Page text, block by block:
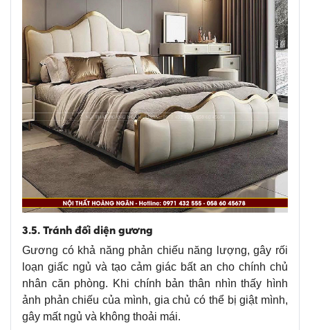
3.5. Tránh đối diện gương
Gương có khả năng phản chiếu năng lượng, gây rối
loạn giấc ngủ và tạo cảm giác bất an cho chính chủ
nhân căn phòng. Khi chính bản thân nhìn thấy hình
ảnh phản chiếu của mình, gia chủ có thể bị giật mình,
gây mất ngủ và không thoải mái.